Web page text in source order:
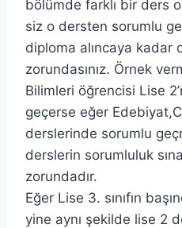
bölümde farklı bir ders
siz o dersten sorumlu
diploma alıncaya kadar
zorundasınız. Örnek
Bilimleri öğrencisi Lise
geçerse eğer
derslerinde sorumlu
derslerin sorumluluk
zorundadır.
Eğer Lise 3. sınıfın
yine aynı şekilde lise 2